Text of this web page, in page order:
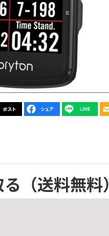
（送料無料）